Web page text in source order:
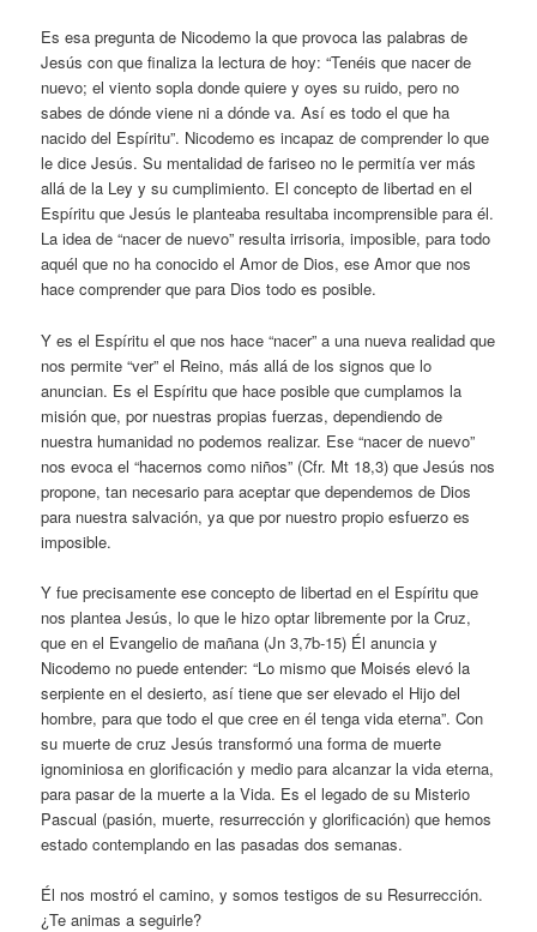
Es esa pregunta de Nicodemo la que provoca las palabras de
Jesús con que finaliza la lectura de hoy: “Tenéis que nacer de
nuevo; el viento sopla donde quiere y oyes su ruido, pero no
sabes de dónde viene ni a dónde va. Así es todo el que ha
nacido del Espíritu”. Nicodemo es incapaz de comprender lo que
le dice Jesús. Su mentalidad de fariseo no le permitía ver más
allá de la Ley y su cumplimiento. El concepto de libertad en el
Espíritu que Jesús le planteaba resultaba incomprensible para él.
La idea de “nacer de nuevo” resulta irrisoria, imposible, para todo
aquél que no ha conocido el Amor de Dios, ese Amor que nos
hace comprender que para Dios todo es posible.
Y es el Espíritu el que nos hace “nacer” a una nueva realidad que
nos permite “ver” el Reino, más allá de los signos que lo
anuncian. Es el Espíritu que hace posible que cumplamos la
misión que, por nuestras propias fuerzas, dependiendo de
nuestra humanidad no podemos realizar. Ese “nacer de nuevo”
nos evoca el “hacernos como niños” (Cfr. Mt 18,3) que Jesús nos
propone, tan necesario para aceptar que dependemos de Dios
para nuestra salvación, ya que por nuestro propio esfuerzo es
imposible.
Y fue precisamente ese concepto de libertad en el Espíritu que
nos plantea Jesús, lo que le hizo optar libremente por la Cruz,
que en el Evangelio de mañana (Jn 3,7b-15) Él anuncia y
Nicodemo no puede entender: “Lo mismo que Moisés elevó la
serpiente en el desierto, así tiene que ser elevado el Hijo del
hombre, para que todo el que cree en él tenga vida eterna”. Con
su muerte de cruz Jesús transformó una forma de muerte
ignominiosa en glorificación y medio para alcanzar la vida eterna,
para pasar de la muerte a la Vida. Es el legado de su Misterio
Pascual (pasión, muerte, resurrección y glorificación) que hemos
estado contemplando en las pasadas dos semanas.
Él nos mostró el camino, y somos testigos de su Resurrección.
¿Te animas a seguirle?